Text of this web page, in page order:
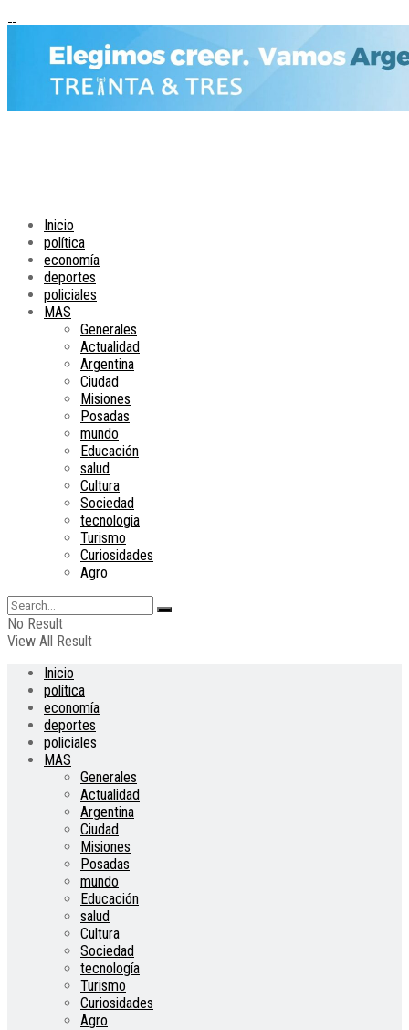
Inicio
política
economía
deportes
policiales
MAS
Generales
Actualidad
Argentina
Ciudad
Misiones
Posadas
mundo
Educación
salud
Cultura
Sociedad
tecnología
Turismo
Curiosidades
Agro
No Result
View All Result
Inicio
política
economía
deportes
policiales
MAS
Generales
Actualidad
Argentina
Ciudad
Misiones
Posadas
mundo
Educación
salud
Cultura
Sociedad
tecnología
Turismo
Curiosidades
Agro